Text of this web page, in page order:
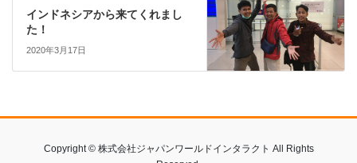
インドネシアから来てくれまし
た！
2020年3月17日
Copyright © 株式会社ジャパンワールドインタラクト All Rights